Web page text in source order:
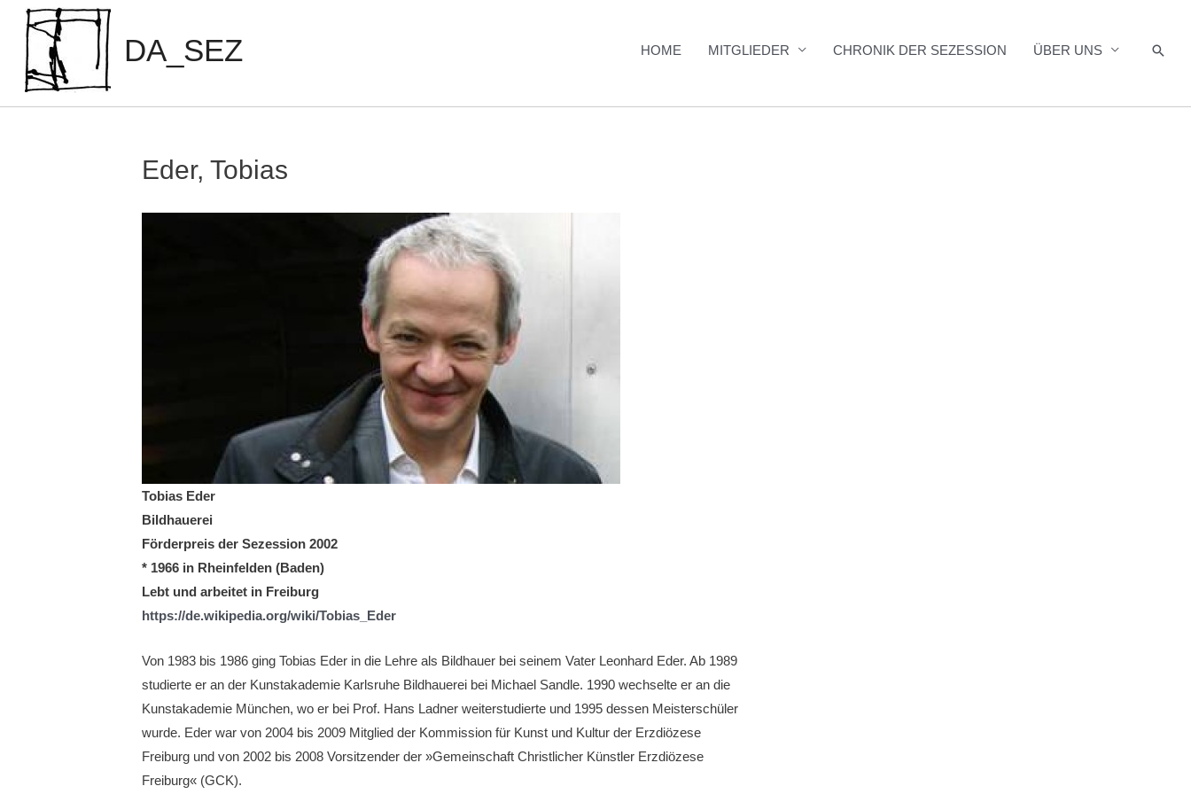
Inhalt
springen
DA_SEZ HOME MITGLIEDER CHRONIK DER SEZESSION ÜBER UNS
Eder, Tobias
Tobias Eder
Bildhauerei
Förderpreis der Sezession 2002
* 1966 in Rheinfelden (Baden)
Lebt und arbeitet in Freiburg
https://de.wikipedia.org/wiki/Tobias_Eder
Von 1983 bis 1986 ging Tobias Eder in die Lehre als Bildhauer bei seinem Vater Leonhard Eder. Ab 1989
studierte er an der Kunstakademie Karlsruhe Bildhauerei bei Michael Sandle. 1990 wechselte er an die
Kunstakademie München, wo er bei Prof. Hans Ladner weiterstudierte und 1995 dessen Meisterschüler
wurde. Eder war von 2004 bis 2009 Mitglied der Kommission für Kunst und Kultur der Erzdiözese
Freiburg und von 2002 bis 2008 Vorsitzender der »Gemeinschaft Christlicher Künstler Erzdiözese
Freiburg« (GCK).